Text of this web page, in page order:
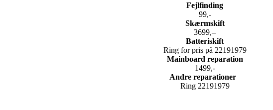
Fejlfinding
99,-
Skærmskift
3699,–
Batteriskift
Ring for pris på 22191979
Mainboard reparation
1499,-
Andre reparationer
Ring 22191979